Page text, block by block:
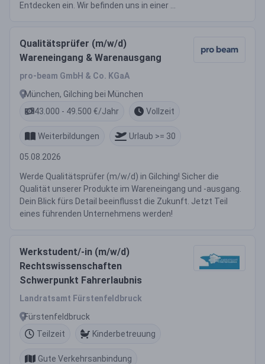
Entdecken ein. Wir befinden uns in einer ...
Qualitätsprüfer (m/w/d)
Wareneingang & Warenausgang
pro-beam GmbH & Co. KGaA
München, Gilching bei München
43.000 - 49.500 €/Jahr
Vollzeit
Weiterbildungen Urlaub >= 30
05.08.2026
Werde Qualitätsprüfer (m/w/d) in Gilching! Sicher die
Qualität unserer Produkte im Wareneingang und -ausgang.
Dein Blick fürs Detail beeinflusst die Zukunft. Jetzt Teil
eines führenden Unternehmens werden!
Werkstudent/-in (m/w/d)
Rechtswissenschaften
Schwerpunkt Fahrerlaubnis
Landratsamt Fürstenfeldbruck
Fürstenfeldbruck
Teilzeit
Kinderbetreuung
Gute Verkehrsanbindung